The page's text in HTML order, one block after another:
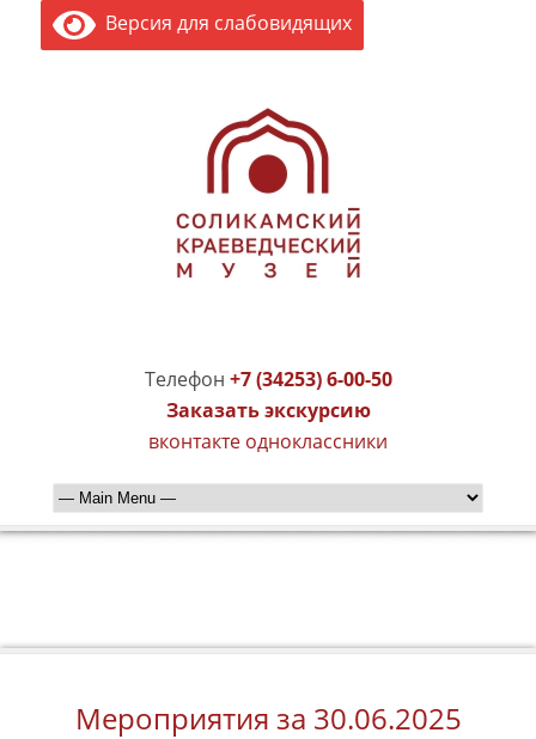
Версия для слабовидящих
Телефон +7 (34253) 6-00-50
Заказать экскурсию
вконтакте одноклассники
Мероприятия за 30.06.2025